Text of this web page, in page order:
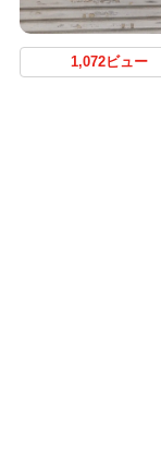
1,072ビュー